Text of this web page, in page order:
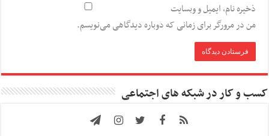
ذخیره نام، ایمیل و وبسایت
من در مرورگر برای زمانی که دوباره دیدگاهی می‌نویسم.
کسب و کار در شبکه های اجتماعی